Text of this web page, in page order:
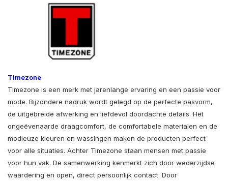
Timezone
Timezone is een merk met jarenlange ervaring en een passie voor
mode. Bijzondere nadruk wordt gelegd op de perfecte pasvorm,
de uitgebreide afwerking en liefdevol doordachte details. Het
ongeëvenaarde draagcomfort, de comfortabele materialen en de
modieuze kleuren en wassingen maken de producten perfect
voor alle situaties. Achter Timezone staan ​​mensen met passie
voor hun vak. De samenwerking kenmerkt zich door wederzijdse
waardering en open, direct persoonlijk contact. Door